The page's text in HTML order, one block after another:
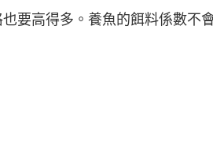
要高得多。養魚的餌料係數不